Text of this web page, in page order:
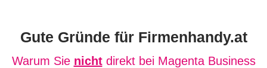
Gute Gründe für Firmenhandy.at
Warum Sie nichtdirekt bei Magenta Business